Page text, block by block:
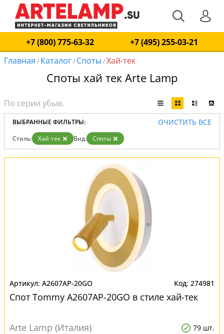
+7 (800) 775-63-32
+7 (495) 255-03-21
Главная / Каталог/ Споты /Хай-тек
Споты хай тек Arte Lamp
ВЫБРАННЫЕ ФИЛЬТРЫ: ОЧИСТИТЬ ВСЕ
Стиль: Хай-тек Вид: Споты
A2607AP-20GO 274981
Спот Tommy A2607AP-20GO в стиле хай-тек
Arte Lamp (Италия) 79 шт.